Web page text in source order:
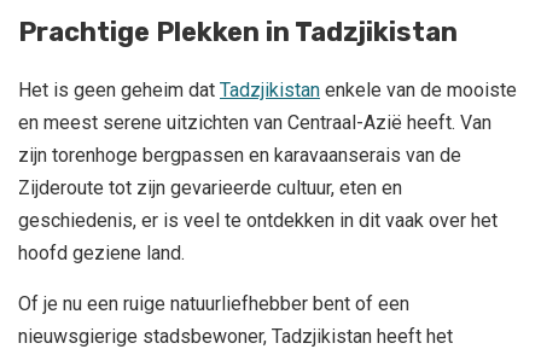
Prachtige Plekken in Tadzjikistan
Het is geen geheim dat Tadzjikistan enkele van de mooiste
en meest serene uitzichten van Centraal-Azië heeft. Van
zijn torenhoge bergpassen en karavaanserais van de
Zijderoute tot zijn gevarieerde cultuur, eten en
geschiedenis, er is veel te ontdekken in dit vaak over het
hoofd geziene land.
Of je nu een ruige natuurliefhebber bent of een
nieuwsgierige stadsbewoner, Tadzjikistan heeft het